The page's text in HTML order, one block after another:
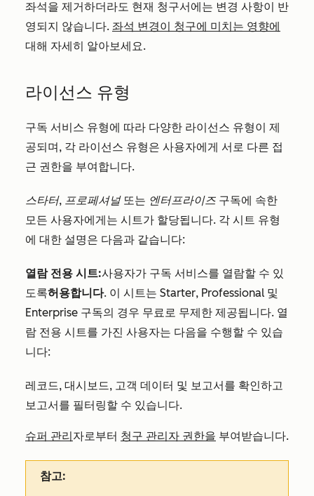
좌석을 제거하더라도 현재 청구서에는 변경 사항이 반
영되지 않습니다. 좌석 변경이 청구에 미치는 영향에
대해 자세히 알아보세요.
라이선스 유형
구독 서비스 유형에 따라 다양한 라이선스 유형이 제
공되며, 각 라이선스 유형은 사용자에게 서로 다른 접
근 권한을 부여합니다.
스타터, 프로페셔널또는 엔터프라이즈 구독에 속한
모든 사용자에게는 시트가 할당됩니다. 각 시트 유형
에 대한 설명은 다음과 같습니다:
열람 전용 시트:사용자가 구독 서비스를 열람할 수 있
도록허용합니다. 이 시트는 Starter, Professional 및
Enterprise 구독의 경우 무료로 무제한 제공됩니다. 열
람 전용 시트를 가진 사용자는 다음을 수행할 수 있습
니다:
레코드, 대시보드, 고객 데이터 및 보고서를 확인하고
보고서를 필터링할 수 있습니다.
슈퍼 관리자로부터 청구 관리자 권한을 부여받습니다.
참고: